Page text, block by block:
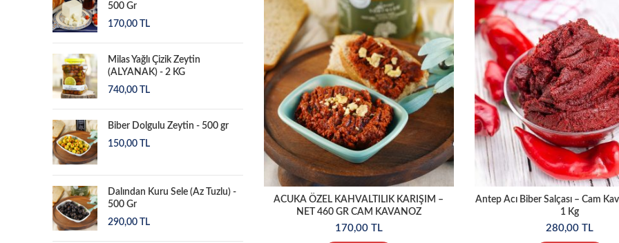
ACUKA ÖZEL KAHVALTILIK KARIŞIM –
NET 460 GR CAM KAVANOZ
170,00 TL
Antep Acı Biber Salçası – Cam
1 Kg
280,00TL
500 Gr
170,00
TL
Milas Yağlı Çizik Zeytin
(ALYANAK) - 2 KG
740,00
TL
Biber Dolgulu Zeytin - 500 gr
150,00
TL
Dalından Kuru Sele (Az Tuzlu) -
500 Gr
290,00
TL